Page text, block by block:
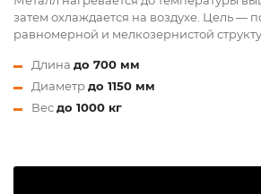
затем охлаждается на воздухе. Цель —
равномерной и мелкозернистой
Длина до 700 мм
Диаметрдо 1150 мм
Весдо 1000 кг